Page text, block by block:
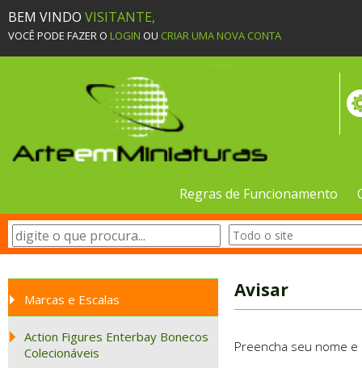
BEM VINDO VISITANTE,
VOCÊ PODE FAZER O LOGIN OU CRIAR UMA NOVA CONTA
Regras de Funcionamento
Marcas e Escalas
Action Figures Enterbay Bonecos
Colecionáveis
Avisar
Preencha seu nome